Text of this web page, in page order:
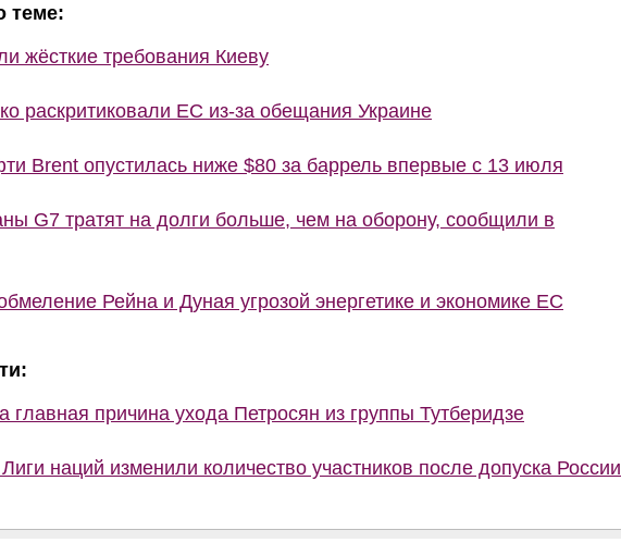
теме:
жёсткие требования Киеву
раскритиковали ЕС из-за обещания Украине
Brent опустилась ниже $80 за баррель впервые с 13 июля
G7 тратят на долги больше, чем на оборону, сообщили в
Рейна и Дуная угрозой энергетике и экономике ЕС
главная причина ухода Петросян из группы Тутберидзе
наций изменили количество участников после допуска России